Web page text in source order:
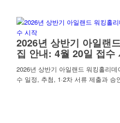
2026년 상반기 아일랜
집 안내: 4월 20일 접수
2026년 상반기 아일랜드 워킹홀리
수 일정, 추첨, 1·2차 서류 제출과